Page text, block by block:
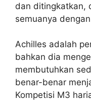
dan ditingkatkan,
semuanya
Achilles adalah
bahkan dia
membutuhkan
benar-benar
Kompetisi M3